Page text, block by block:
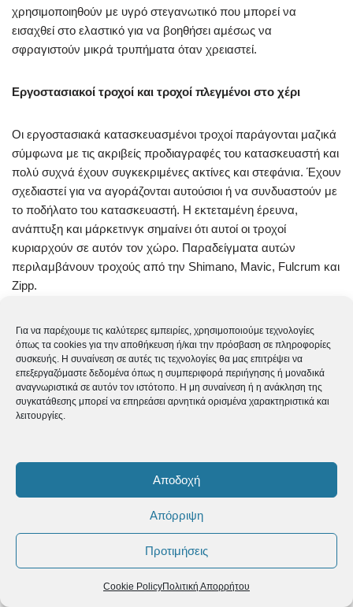
Για να παρέχουμε τις καλύτερες εμπειρίες, χρησιμοποιούμε τεχνολογίες
όπως τα cookies για την αποθήκευση ή/και την πρόσβαση σε πληροφορίες
συσκευής. Η συναίνεση σε αυτές τις τεχνολογίες θα μας επιτρέψει να
επεξεργαζόμαστε δεδομένα όπως η συμπεριφορά περιήγησης ή μοναδικά
αναγνωριστικά σε αυτόν τον ιστότοπο. Η μη συναίνεση ή η ανάκληση της
συγκατάθεσης μπορεί να επηρεάσει αρνητικά ορισμένα χαρακτηριστικά και
λειτουργίες.
Αποδοχή
Απόρριψη
Προτιμήσεις
Cookie PolicyΠολιτική Απορρήτου
χρησιμοποιηθούν με υγρό στεγανωτικό που μπορεί να
εισαχθεί στο ελαστικό για να βοηθήσει αμέσως να
σφραγιστούν μικρά τρυπήματα όταν χρειαστεί.
Εργοστασιακοί τροχοί και τροχοί πλεγμένοι στο χέρι
Οι εργοστασιακά κατασκευασμένοι τροχοί παράγονται μαζικά
σύμφωνα με τις ακριβείς προδιαγραφές του κατασκευαστή και
πολύ συχνά έχουν συγκεκριμένες ακτίνες και στεφάνια. Έχουν
σχεδιαστεί για να αγοράζονται αυτούσιοι ή να συνδυαστούν με
το ποδήλατο του κατασκευαστή. Η εκτεταμένη έρευνα,
ανάπτυξη και μάρκετινγκ σημαίνει ότι αυτοί οι τροχοί
κυριαρχούν σε αυτόν τον χώρο. Παραδείγματα αυτών
περιλαμβάνουν τροχούς από την Shimano, Mavic, Fulcrum και
Zipp.
Αντίθετα, οι χειροποίητοι τροχοί είναι μοναδικοί, με κέντρα,
ακτίνες, καψούλια και στεφάνια της επιλογής σας που
κατασκευάζονται κατά παραγγελία. Οι χειροποίητοι τροχοί
είναι προσαρμοσμένοι έτσι να ταιριάζουν στις ακριβείς
προτιμήσεις και ανάγκες του αναβάτη.
: αναφέρεται στην επιθεώρηση των τροχών
τροχός σας δεν είναι σωστά ακτινολογημένος, μπορεί να
τρίβεται στα φρένα σας ή να επηρεάσει αρνητικά τον
ακτίνων είναι μια διαδικασία για την σωστή ακτινολόγηση